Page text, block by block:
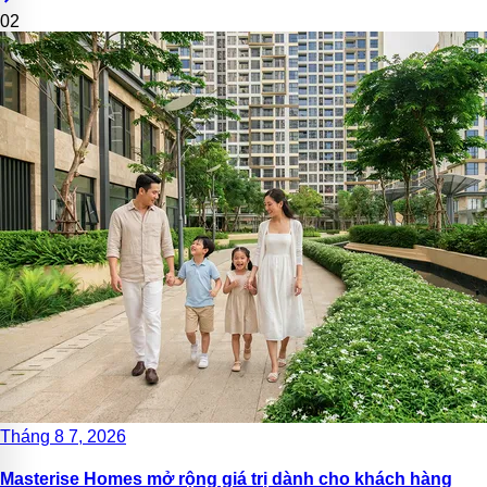
02
Tháng 8 7, 2026
Masterise Homes mở rộng giá trị dành cho khách hàng